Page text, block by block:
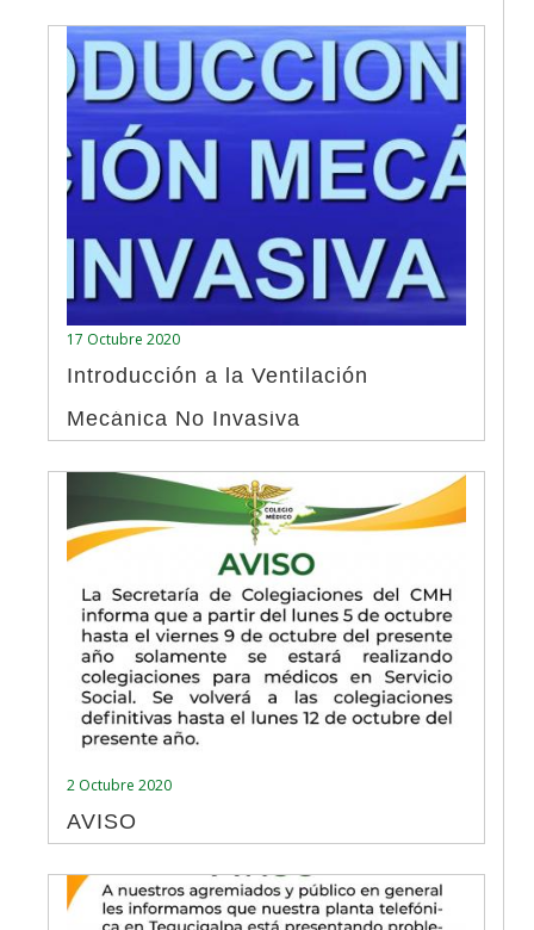
17 Octubre 2020
Introducción a la Ventilación
Mecánica No Invasiva
2 Octubre 2020
AVISO